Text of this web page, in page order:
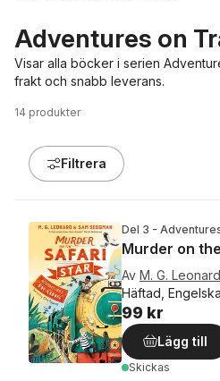
Adventures on
Visar alla böcker i serien
frakt och snabb leverans.
14 produkter
Filtrera
Del 3 -
Murder on
Av M. G. Leonard
Häftad,
99 kr
Lägg till
Skickas